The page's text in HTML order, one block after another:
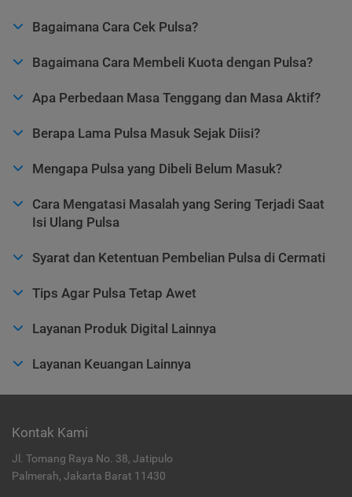
Bagaimana Cara Cek Pulsa?
Bagaimana Cara Membeli Kuota dengan Pulsa?
Apa Perbedaan Masa Tenggang dan Masa Aktif?
Berapa Lama Pulsa Masuk Sejak Diisi?
Mengapa Pulsa yang Dibeli Belum Masuk?
Cara Mengatasi Masalah yang Sering Terjadi Saat
Isi Ulang Pulsa
Syarat dan Ketentuan Pembelian Pulsa di Cermati
Tips Agar Pulsa Tetap Awet
Layanan Produk Digital Lainnya
Layanan Keuangan Lainnya
Kontak Kami
Jl. Tomang Raya No. 38, Jatipulo
Palmerah, Jakarta Barat 11430